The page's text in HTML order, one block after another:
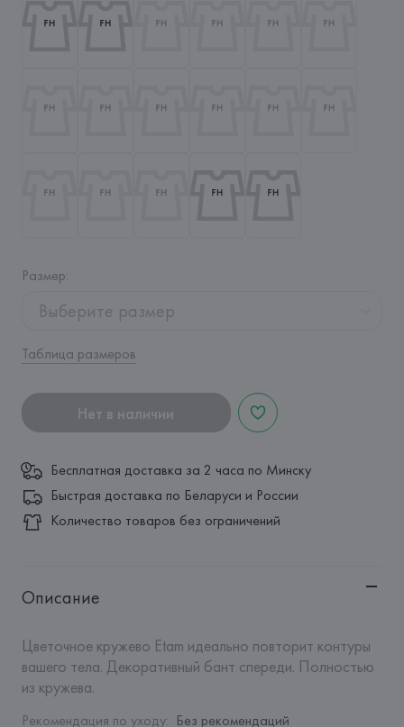
Размер:
Выберите размер
Таблица размеров
Нет в наличии
Бесплатная доставка за 2 часа по Минску
Быстрая доставка по Беларуси и России
Количество товаров без ограничений
Описание
Цветочное кружево Etam идеально повторит контуры
вашего тела. Декоративный бант спереди. Полностью
из кружева.
Рекомендация по уходу: Без рекомендаций